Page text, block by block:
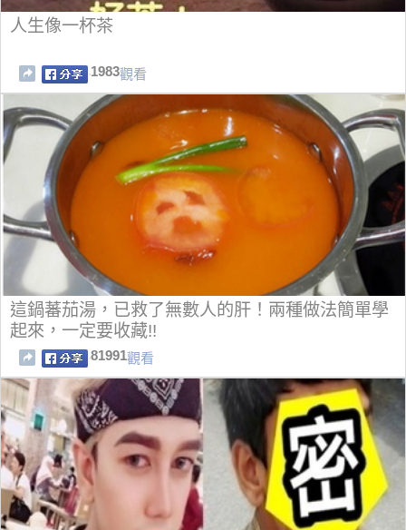
人生像一杯茶
1983觀看
這鍋蕃茄湯，已救了無數人的肝！兩種做法簡單學
起來，一定要收藏!!
81991觀看